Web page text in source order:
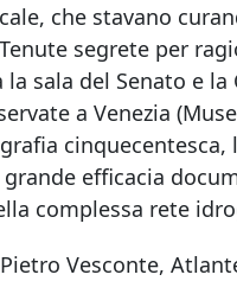
che stavano
segrete per
sala del Senato e
a Venezia
efficacia
complessa rete
Pietro Vesconte,